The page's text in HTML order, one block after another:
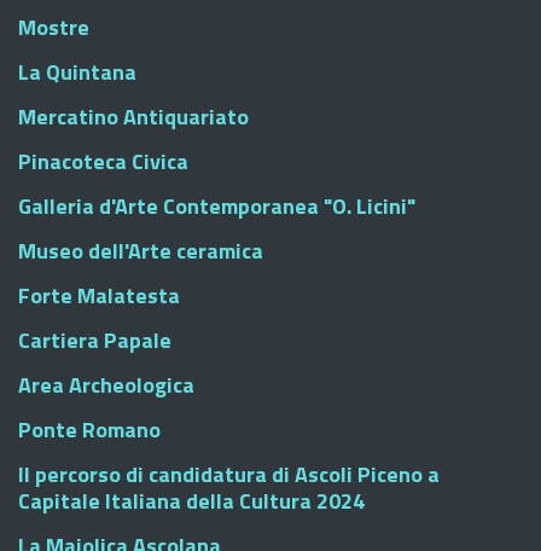
Mostre
La Quintana
Mercatino Antiquariato
Pinacoteca Civica
Galleria d'Arte Contemporanea "O. Licini"
Museo dell'Arte ceramica
Forte Malatesta
Cartiera Papale
Area Archeologica
Ponte Romano
Il percorso di candidatura di Ascoli Piceno a
Capitale Italiana della Cultura 2024